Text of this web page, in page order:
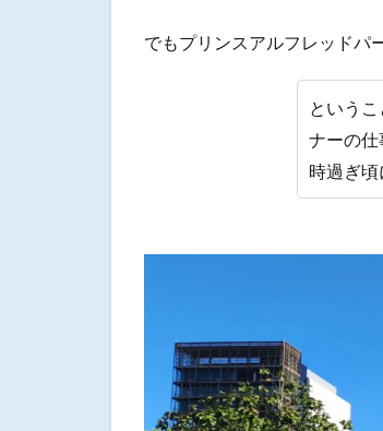
でもプリンスアルフレッドパ
という
ナーの
時過ぎ頃